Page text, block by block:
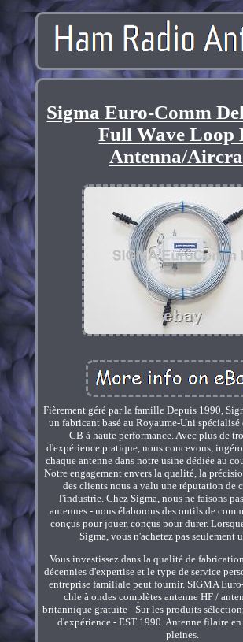
Sigma Euro-Comm
Full Wave Loop
Antenna/
Fièrement géré par la famille Depuis 1990,
un fabricant basé au Royaume-Uni spécialisé
CB à haute performance. Avec plus de
d'expérience pratique, nous concevons,
chaque antenne dans notre usine dédiée au
Notre engagement envers la qualité, la
des clients nous a valu une réputation de
l'industrie. Chez Sigma, nous ne faisons
antennes - nous élaborons des outils de
conçus pour jouer, conçus pour durer.
Sigma, vous n'achetez pas seulement
Vous investissez dans la qualité de
décennies d'expertise et le type de service
entreprise familiale peut fournir. SIGMA
chle à ondes complètes antenne HF /
britannique gratuite - Sur les produits
d'expérience - EST 1990. Antenne filaire
pleines.